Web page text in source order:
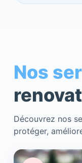
Nos
Découvrez nos
protéger,